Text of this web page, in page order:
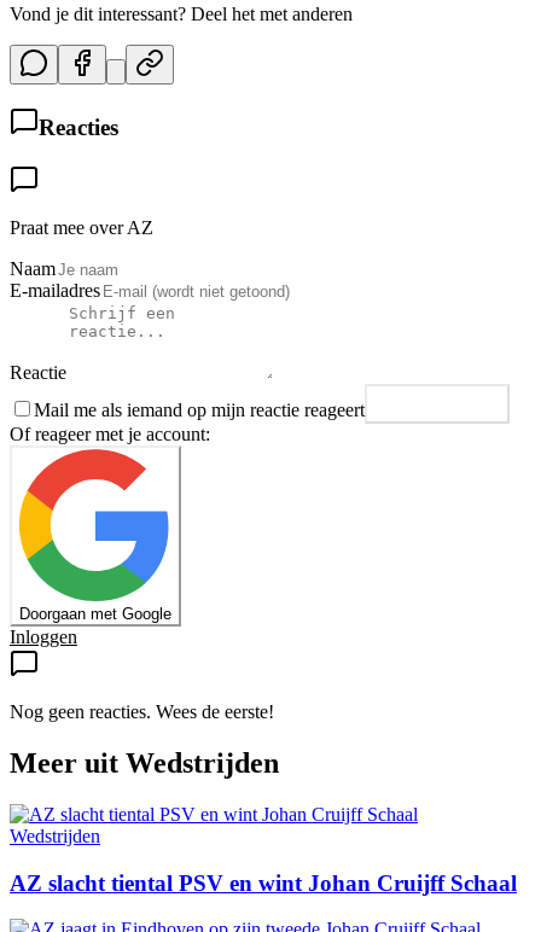
Vond je dit interessant? Deel het met anderen
Reacties
Praat mee over AZ
Naam
E-mailadres
Reactie
Mail me als iemand op mijn reactie reageert
Of reageer met je account:
Doorgaan met Google
Inloggen
Nog geen reacties. Wees de eerste!
Meer uit Wedstrijden
Wedstrijden
AZ slacht tiental PSV en wint Johan Cruijff Schaal